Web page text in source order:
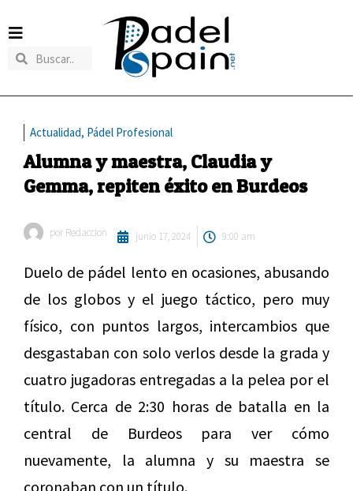
Actualidad, Pádel Profesional
Alumna y maestra, Claudia y
Gemma, repiten éxito en Burdeos
por Redaccion junio 17, 2024 9:00 am
Duelo de pádel lento en ocasiones, abusando
de los globos y el juego táctico, pero muy
físico, con puntos largos, intercambios que
desgastaban con solo verlos desde la grada y
cuatro jugadoras entregadas a la pelea por el
título. Cerca de 2:30 horas de batalla en la
central de Burdeos para ver cómo
nuevamente, la alumna y su maestra se
coronaban con un título.